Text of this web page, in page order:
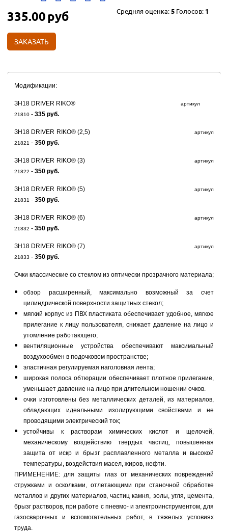
Средняя оценка:5 Голосов: 1
335.00руб
ЗАКАЗАТЬ
Модификации:
ЗН18 DRIVER RIKO®
артикул
21810 - 335 руб.
ЗН18 DRIVER RIKO® (2,5)
артикул
21821 - 350 руб.
ЗН18 DRIVER RIKO® (3)
артикул
21822 - 350 руб.
ЗН18 DRIVER RIKO® (5)
артикул
21831 - 350 руб.
ЗН18 DRIVER RIKO® (6)
артикул
21832 - 350 руб.
ЗН18 DRIVER RIKO® (7)
артикул
21833 - 350 руб.
Очки классические со стеклом из оптически прозрачного материала;
обзор расширенный, максимально возможный за счет
цилиндрической поверхности защитных стекол;
мягкий корпус из ПВХ пластиката обеспечивает удобное, мягкое
прилегание к лицу пользователя, снижает давление на лицо и
утомление работающего;
вентиляционные устройства обеспечивают максимальный
воздухообмен в подочковом пространстве;
эластичная регулируемая наголовная лента;
широкая полоса обтюрации обеспечивает плотное прилегание,
уменьшает давление на лицо при длительном ношении очков.
очки изготовлены без металлических деталей, из материалов,
обладающих идеальными изолирующими свойствами и не
проводящими электрический ток;
устойчивы к растворам химических кислот и щелочей,
механическому воздействию твердых частиц, повышенная
защита от искр и брызг расплавленного металла и высокой
температуры, воздействия масел, жиров, нефти.
ПРИМЕНЕНИЕ: для защиты глаз от механических повреждений
стружками и осколками, отлетающими при станочной обработке
металлов и других материалов, частиц камня, золы, угля, цемента,
брызг растворов, при работе с пневмо- и электроинструментом, для
газосварочных и вспомогательных работ, в тяжелых условиях
труда.